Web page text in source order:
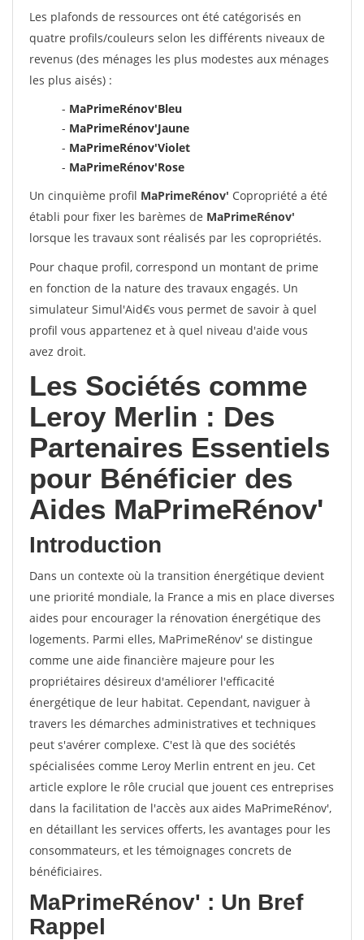
Les plafonds de ressources ont été catégorisés en
quatre profils/couleurs selon les différents niveaux de
revenus (des ménages les plus modestes aux ménages
les plus aisés) :
- MaPrimeRénov'Bleu
- MaPrimeRénov'Jaune
- MaPrimeRénov'Violet
- MaPrimeRénov'Rose
Un cinquième profil MaPrimeRénov' Copropriété a été
établi pour fixer les barèmes de MaPrimeRénov'
lorsque les travaux sont réalisés par les copropriétés.
Pour chaque profil, correspond un montant de prime
en fonction de la nature des travaux engagés. Un
simulateur Simul'Aid€s vous permet de savoir à quel
profil vous appartenez et à quel niveau d'aide vous
avez droit.
Les Sociétés comme
Leroy Merlin : Des
Partenaires Essentiels
pour Bénéficier des
Aides MaPrimeRénov'
Introduction
Dans un contexte où la transition énergétique devient
une priorité mondiale, la France a mis en place diverses
aides pour encourager la rénovation énergétique des
logements. Parmi elles, MaPrimeRénov' se distingue
comme une aide financière majeure pour les
propriétaires désireux d'améliorer l'efficacité
énergétique de leur habitat. Cependant, naviguer à
travers les démarches administratives et techniques
peut s'avérer complexe. C'est là que des sociétés
spécialisées comme Leroy Merlin entrent en jeu. Cet
article explore le rôle crucial que jouent ces entreprises
dans la facilitation de l'accès aux aides MaPrimeRénov',
en détaillant les services offerts, les avantages pour les
consommateurs, et les témoignages concrets de
bénéficiaires.
MaPrimeRénov' : Un Bref
Rappel